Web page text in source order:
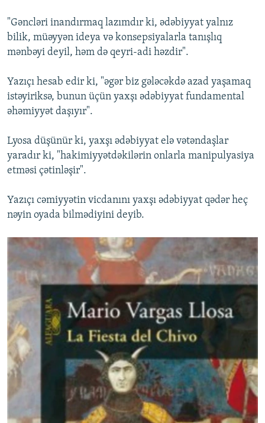
"Gəncləri inandırmaq lazımdır ki, ədəbiyyat yalnız
bilik, müəyyən ideya və konsepsiyalarla tanışlıq
mənbəyi deyil, həm də qeyri-adi həzdir".
Yazıçı hesab edir ki, "əgər biz gələcəkdə azad yaşamaq
istəyiriksə, bunun üçün yaxşı ədəbiyyat fundamental
əhəmiyyət daşıyır".
Lyosa düşünür ki, yaxşı ədəbiyyat elə vətəndaşlar
yaradır ki, "hakimiyyətdəkilərin onlarla manipulyasiya
etməsi çətinləşir".
Yazıçı cəmiyyətin vicdanını yaxşı ədəbiyyat qədər heç
nəyin oyada bilmədiyini deyib.